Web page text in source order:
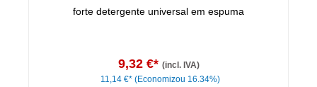
forte detergente universal em espuma
9,32 €* (incl. IVA)
11,14 €* (Economizou 16.34%)